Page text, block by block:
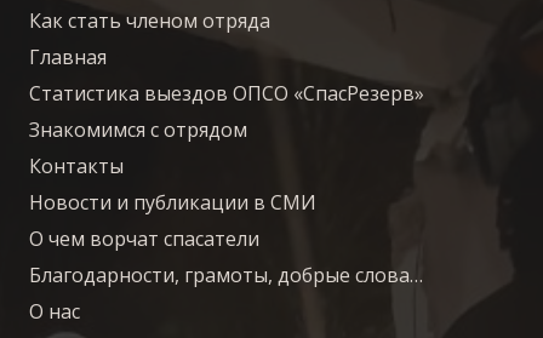
Как стать членом отряда
Главная
Статистика выездов ОПСО «СпасРезерв»
Знакомимся с отрядом
Контакты
Новости и публикации в СМИ
О чем ворчат спасатели
Благодарности, грамоты, добрые слова…
О нас